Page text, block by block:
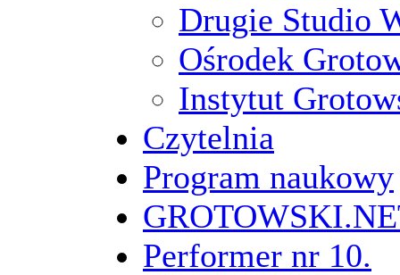
Drugie Studio
Ośrodek
Instytut
Czytelnia
Program naukowy
Performer nr 10.